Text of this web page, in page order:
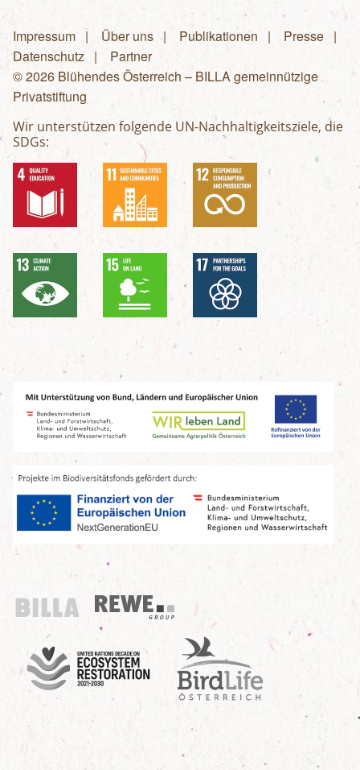
Fußzeilenmenü
Impressum Über uns Publikationen
Presse
Datenschutz
Partner
© 2026 Blühendes Österreich – BILLA gemeinnützige
Privatstiftung
Wir unterstützen folgende UN-Nachhaltigkeitsziele, die
SDGs:
Billa
REWE Group
UN Decade
Birdlife